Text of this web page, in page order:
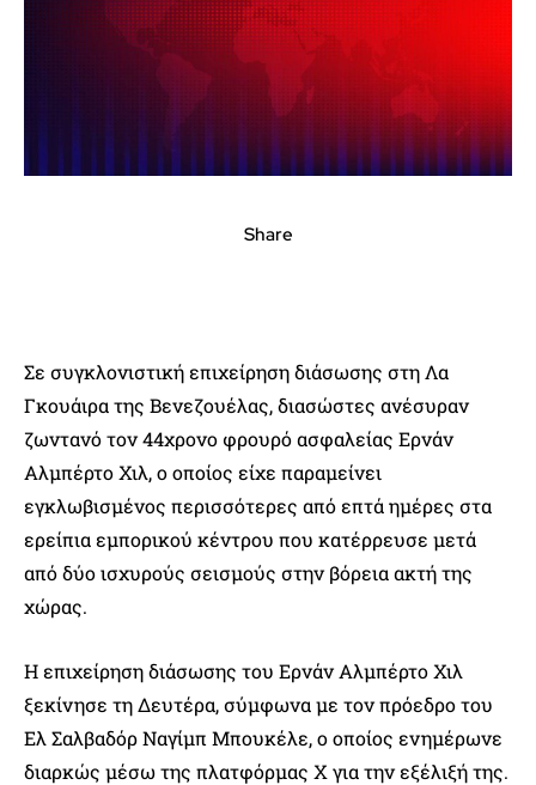
Share
Σε συγκλονιστική επιχείρηση διάσωσης στη Λα
Γκουάιρα της Βενεζουέλας, διασώστες ανέσυραν
ζωντανό τον 44χρονο φρουρό ασφαλείας Ερνάν
Αλμπέρτο Χιλ, ο οποίος είχε παραμείνει
εγκλωβισμένος περισσότερες από επτά ημέρες στα
ερείπια εμπορικού κέντρου που κατέρρευσε μετά
από δύο ισχυρούς σεισμούς στην βόρεια ακτή της
χώρας.
Η επιχείρηση διάσωσης του Ερνάν Αλμπέρτο Χιλ
ξεκίνησε τη Δευτέρα, σύμφωνα με τον πρόεδρο του
Ελ Σαλβαδόρ Ναγίμπ Μπουκέλε, ο οποίος ενημέρωνε
διαρκώς μέσω της πλατφόρμας X για την εξέλιξή της.